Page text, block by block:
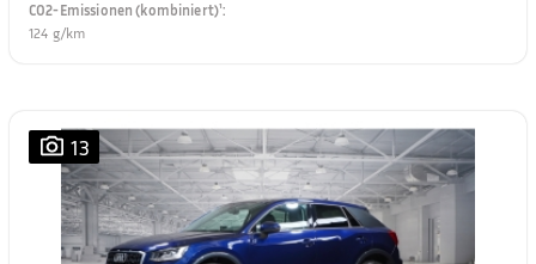
CO2-Emissionen (kombiniert)¹:
124 g/km
13